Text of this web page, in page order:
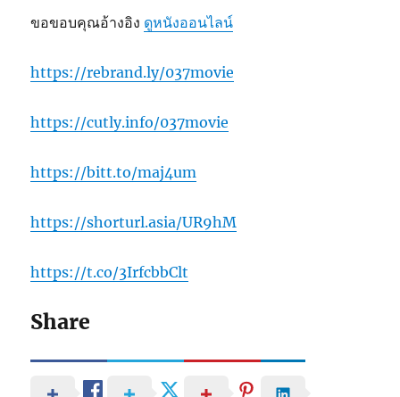
ขอขอบคุณอ้างอิง ดูหนังออนไลน์
https://rebrand.ly/037movie
https://cutly.info/037movie
https://bitt.to/maj4um
https://shorturl.asia/UR9hM
https://t.co/3IrfcbbClt
Share